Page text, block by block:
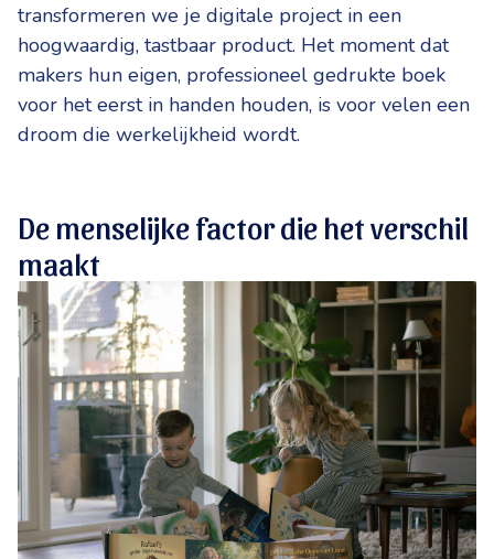
transformeren we je digitale project in een
hoogwaardig, tastbaar product. Het moment dat
makers hun eigen, professioneel gedrukte boek
voor het eerst in handen houden, is voor velen een
droom die werkelijkheid wordt.
De menselijke factor die het verschil
maakt